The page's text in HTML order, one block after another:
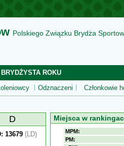
Polskiego Związku Brydża
BRYDŻYSTA ROKU
Odznaczeni Członkowie
D
13679 (LD)
Miejsca w
MPM:
PM: